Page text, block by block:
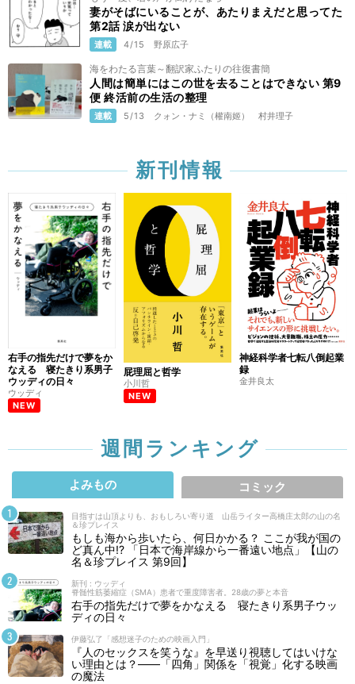
妻がそばにいることが、あたりまえだと思ってた
第2話 涙が出ない
連載 4/15 野原広子
海をわたる言葉～翻訳家ふたりの往復書簡
人間は簡単にはこの世を去ることはできない 第9
便 終活前の生活の整理
連載 5/13 クォン・ナミ（權南姬） 村井理子
新刊情報
右手の指先だけで夢をか
なえる 寝たきり系男子
ウッディの日々
ウッディ
NEW
屁理屈と哲学
小川哲
NEW
神経科学者七転八倒起業
録
金井良太
週間ランキング
よみもの コミック
目指すは山頂よりも、おもしろい寄り道 山岳ライター高橋庄太郎の山の名
＆珍プレイス
もしも海から歩いたら、何日かかる？ ここが我が国の
ど真ん中!? 「日本で海岸線から一番遠い地点」【山の
名＆珍プレイス 第9回】
新刊 : ウッディ
脊髄性筋萎縮症（SMA）患者で重度障害者。28歳の夢と本音
右手の指先だけで夢をかなえる 寝たきり系男子ウッ
ディの日々
伊藤弘了「感想迷子のための映画入門」
『人のセックスを笑うな』を早送り視聴してはいけな
い理由とは？――「四角」関係を「視覚」化する映画
の魔法